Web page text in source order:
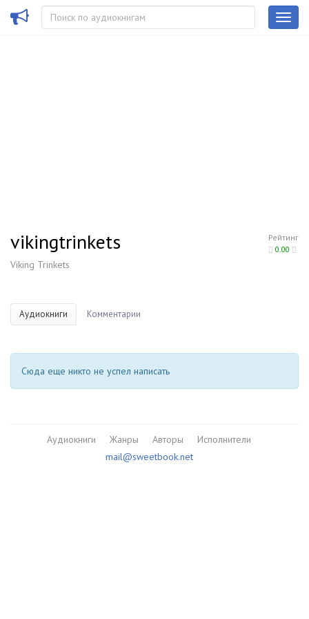
Рейтинг
0.00
vikingtrinkets
Viking Trinkets
Аудиокниги Комментарии
Сюда еще никто не успел написать
Аудиокниги Жанры Авторы
Исполнители
mail@sweetbook.net